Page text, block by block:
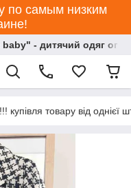
по самым низким
baby" - дитячий одяг
купівля товару від однієї